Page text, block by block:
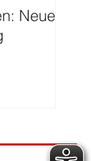
Neue